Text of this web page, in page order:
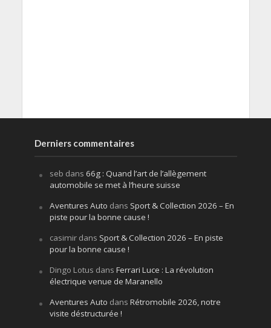
Derniers commentaires
seb dans 66g : Quand l’art de l’allègement
automobile se met à l’heure suisse
Aventures Auto dans Sport & Collection 2026 – En
piste pour la bonne cause !
casimirdans Sport & Collection 2026 – En piste
pour la bonne cause !
Dingo Lotus dans Ferrari Luce : La révolution
électrique venue de Maranello
Aventures Auto dans Rétromobile 2026, notre
visite déstructurée !